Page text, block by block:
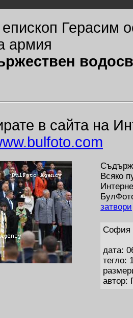
Герасим
армия
в сайта на
Всяко
затвори
София
дата:
тегло:
автор: